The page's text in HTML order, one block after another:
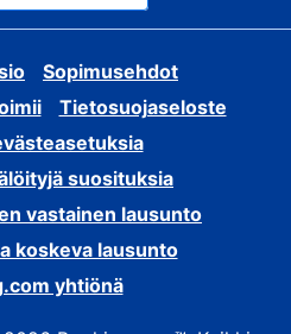
Sopimusehdot
Tietosuojaseloste
suosituksia
vastainen lausunto
koskeva lausunto
yhtiönä